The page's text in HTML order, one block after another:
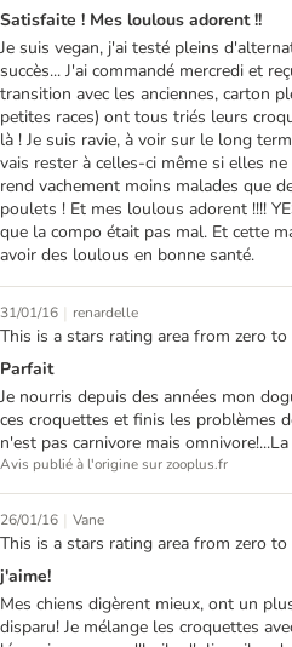
Satisfaite ! Mes loulous adorent !!
Je suis vegan, j'ai testé pleins
succès... J'ai commandé mercredi et
transition avec les anciennes, carton
petites races) ont tous triés leurs
là ! Je suis ravie, à voir sur le long
vais rester à celles-ci même si elles
rend vachement moins malades que
poulets ! Et mes loulous adorent !!!!
que la compo était pas mal. Et cette
avoir des loulous en bonne santé.
31/01/16 | renardelle
This is a stars rating area from zero to
Parfait
Je nourris depuis des années mon
ces croquettes et finis les problèmes
n'est pas carnivore mais omnivore!...La
Avis publié à l'origine sur zooplus.fr
26/01/16 | Vane
This is a stars rating area from zero to
j'aime!
Mes chiens digèrent mieux, ont un
disparu! Je mélange les croquettes